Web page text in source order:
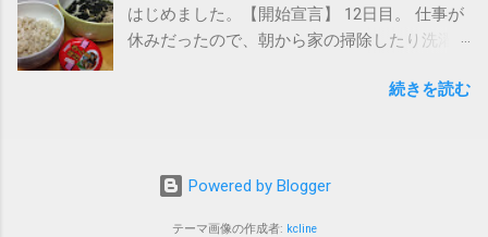
はじめました。【開始宣言】 12日目。 仕事が
休みだったので、朝から家の掃除したり洗濯
かなかできないんですよね。 お昼になっても
（明日まで長持ちしそうだから）と思い、夕
方頃までちょこっと仕事したり、ウクレレを
ポロリとしながら過ごしました。 久々の自炊
続きを読む
Powered by Blogger
テーマ画像の作成者: kcline